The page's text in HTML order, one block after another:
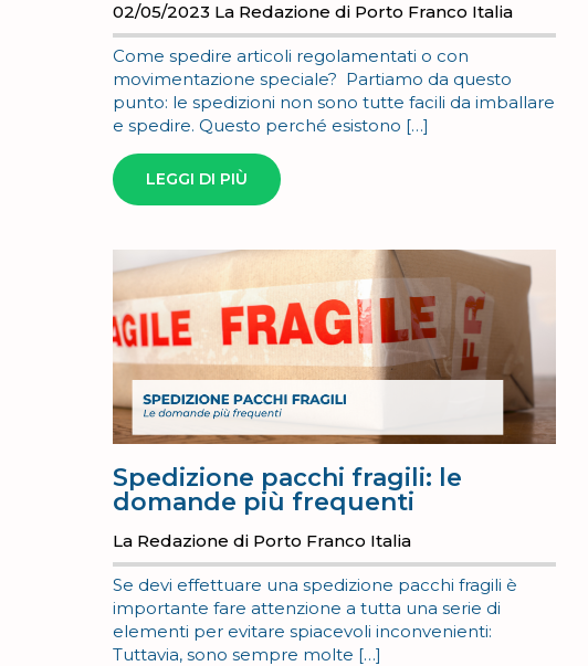
02/05/2023 La Redazione di Porto Franco Italia
Come spedire articoli regolamentati o con
movimentazione speciale? Partiamo da questo
punto: le spedizioni non sono tutte facili da imballare
e spedire. Questo perché esistono […]
LEGGI DI PIÙ
Spedizione pacchi fragili: le
domande più frequenti
La Redazione di Porto Franco Italia
Se devi effettuare una spedizione pacchi fragili è
importante fare attenzione a tutta una serie di
elementi per evitare spiacevoli inconvenienti:
Tuttavia, sono sempre molte […]